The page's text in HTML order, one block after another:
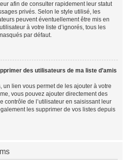
afin de consulter rapidement leur statut
privés. Selon le style utilisé, les
peuvent éventuellement être mis en
à votre liste d’ignorés, tous les
par défaut.
des utilisateurs de ma liste d’amis
un lien vous permet de les ajouter à votre
vous pouvez ajouter directement des
contrôle de l’utilisateur en saisissant leur
les supprimer de vos listes depuis